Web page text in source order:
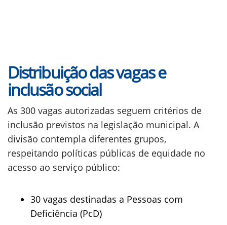
Distribuição das vagas e
inclusão social
As 300 vagas autorizadas seguem critérios de
inclusão previstos na legislação municipal. A
divisão contempla diferentes grupos,
respeitando políticas públicas de equidade no
acesso ao serviço público:
30 vagas destinadas a Pessoas com
Deficiência (PcD)